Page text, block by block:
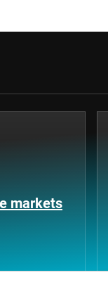
markets